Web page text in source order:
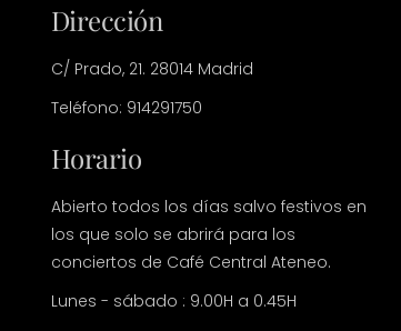
Dirección
C/ Prado, 21. 28014 Madrid
Teléfono: 914291750
Horario
Abierto todos los días salvo festivos en
los que solo se abrirá para los
conciertos de Café Central Ateneo.
Lunes - sábado : 9.00H a 0.45H